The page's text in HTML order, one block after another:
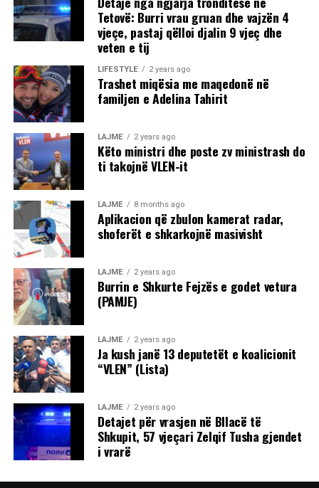
Tetovë: Burri vrau gruan dhe vajzën 4
vjeçe, pastaj qëlloi djalin 9 vjeç dhe
veten e tij
LIFESTYLE 2 years ago
Trashet miqësia me maqedonë në
familjen e Adelina Tahirit
LAJME 2 years ago
Këto ministri dhe poste zv ministrash do
ti takojnë VLEN-it
LAJME 8 months ago
Aplikacion që zbulon kamerat radar,
shoferët e shkarkojnë masivisht
LAJME 2 years ago
Burrin e Shkurte Fejzës e godet vetura
(PAMJE)
LAJME 2 years ago
Ja kush janë 13 deputetët e koalicionit
“VLEN” (Lista)
LAJME 2 years ago
Detajet për vrasjen në Bllacë të
Shkupit, 57 vjeçari Zelqif Tusha gjendet
i vrarë